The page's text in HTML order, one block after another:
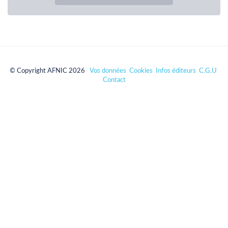
© Copyright AFNIC 2026 Vos données Cookies Infos éditeurs C.G.U
Contact